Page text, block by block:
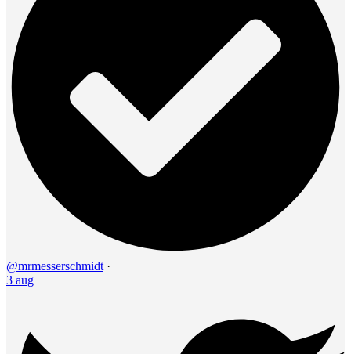
@mrmesserschmidt ·
3 aug